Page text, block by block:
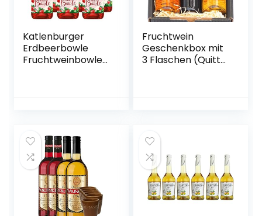
Katlenburger
Erdbeerbowle
Fruchtweinbowle
Fruchtwein
Geschenkbox mit
3 Flaschen (Quitte,